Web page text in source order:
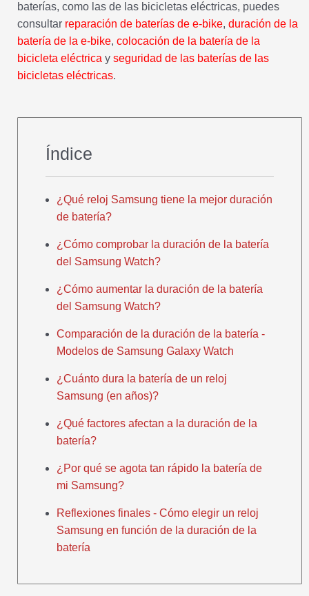
baterías, como las de las bicicletas eléctricas, puedes
consultar reparación de baterías de e-bike, duración de la
batería de la e-bike, colocación de la batería de la
bicicleta eléctrica y seguridad de las baterías de las
bicicletas eléctricas.
Índice
¿Qué reloj Samsung tiene la mejor duración
de batería?
¿Cómo comprobar la duración de la batería
del Samsung Watch?
¿Cómo aumentar la duración de la batería
del Samsung Watch?
Comparación de la duración de la batería -
Modelos de Samsung Galaxy Watch
¿Cuánto dura la batería de un reloj
Samsung (en años)?
¿Qué factores afectan a la duración de la
batería?
¿Por qué se agota tan rápido la batería de
mi Samsung?
Reflexiones finales - Cómo elegir un reloj
Samsung en función de la duración de la
batería